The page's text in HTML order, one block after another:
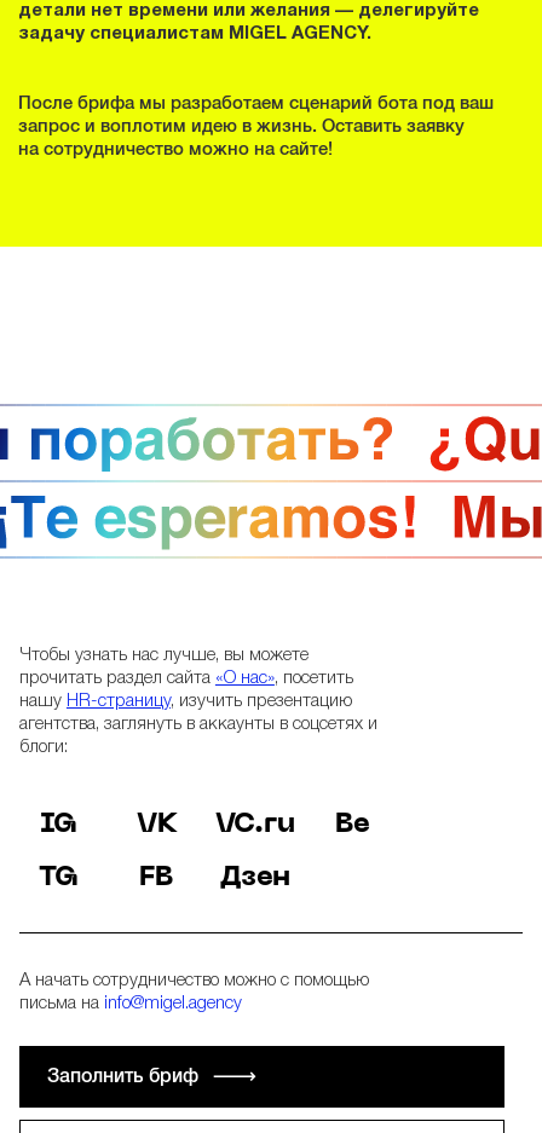
детали нет времени или желания — делегируйте
задачу специалистам MIGEL AGENCY.
После брифа мы разработаем сценарий бота под ваш
запрос и воплотим идею в жизнь. Оставить заявку
на сотрудничество можно на сайте!
Чтобы узнать нас лучше, вы можете
прочитать раздел сайта «О нас», посетить
нашу HR-страницу, изучить презентацию
агентства, заглянуть в аккаунты в соцсетях и
блоги:
IG
TG
VK
FB
VC.ru
Дзен
Be
А начать сотрудничество можно с помощью
письма на info@migel.agency
Заполнить бриф √